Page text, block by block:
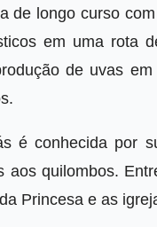
de longo curso
em uma rota
de uvas
é conhecida por
aos quilombos.
Princesa e as